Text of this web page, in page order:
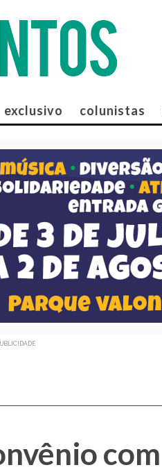
exclusivo colunistas
com